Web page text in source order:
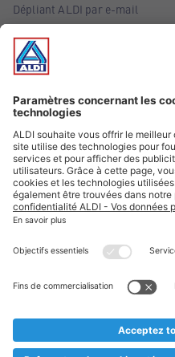
Dépliant ALDI par e-mail
Offres
Infos essentielles
Suivez ALDI
Textes marqués d'un
* Nous vendons ces articles
au cas où, malgré le planning
prématurément en rupture de
** Sur ce site, l’utilisation de la